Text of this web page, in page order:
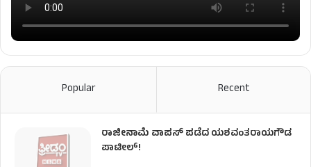
Popular Recent
ರಾಜೀನಾಮೆ ವಾಪಸ್ ಪಡೆದ ಯಶವಂತರಾಯಗೌಡ
ಪಾಟೀಲ್‌!